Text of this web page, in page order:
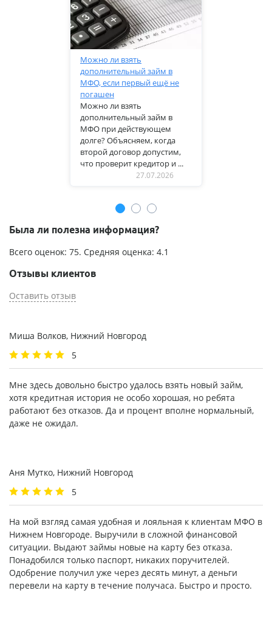
Можно ли взять
дополнительный займ в
МФО, если первый ещё не
погашен
Можно ли взять
дополнительный займ в
МФО при действующем
долге? Объясняем, когда
второй договор допустим,
что проверит кредитор и ...
27.07.2026
Была ли полезна информация?
Всего оценок: 75. Средняя оценка: 4.1
Отзывы клиентов
Оставить отзыв
Миша Волков, Нижний Новгород
5
Мне здесь довольно быстро удалось взять новый займ,
хотя кредитная история не особо хорошая, но ребята
работают без отказов. Да и процент вполне нормальный,
даже не ожидал.
Аня Мутко, Нижний Новгород
5
На мой взгляд самая удобная и лояльная к клиентам МФО в
Нижнем Новгороде. Выручили в сложной финансовой
ситуации. Выдают займы новые на карту без отказа.
Понадобился только паспорт, никаких поручителей.
Одобрение получил уже через десять минут, а деньги
перевели на карту в течение получаса. Быстро и просто.